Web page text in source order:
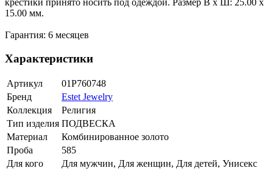
крестики принято носить под одеждой. Размер В х Ш: 25.00 х
15.00 мм.
Гарантия: 6 месяцев
Характеристики
Артикул
01Р760748
Бренд
Estet Jewelry
Коллекция
Религия
Тип изделия ПОДВЕСКА
Материал
Комбинированное золото
Проба
585
Для кого
Для мужчин, Для женщин, Для детей, Унисекс